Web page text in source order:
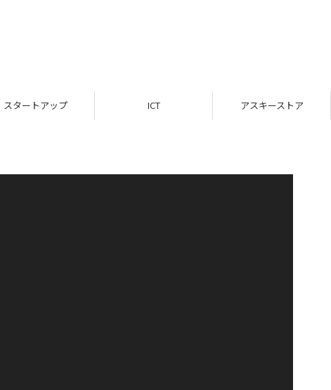
スタートアップ ICT アスキーストア